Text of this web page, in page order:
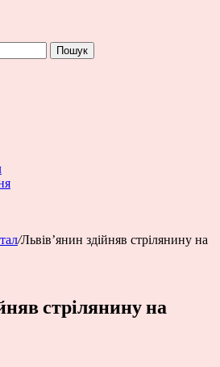
Пошук
/Львів’янин здійняв стрілянину на
стрілянину на